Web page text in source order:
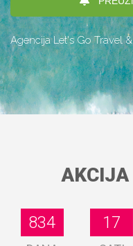
Agencija Let's Go Travel
AKCIJA
834
834 17
17